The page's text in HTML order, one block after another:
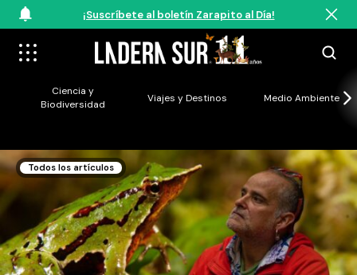
¡Suscríbete al boletín Zarapito al Día!
Ciencia y
Biodiversidad
Viajes y Destinos Medio Ambiente
Todos los artículos